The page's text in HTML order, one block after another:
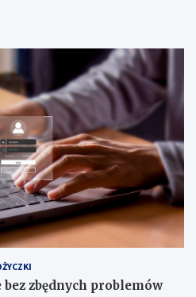
zbędnych problemów